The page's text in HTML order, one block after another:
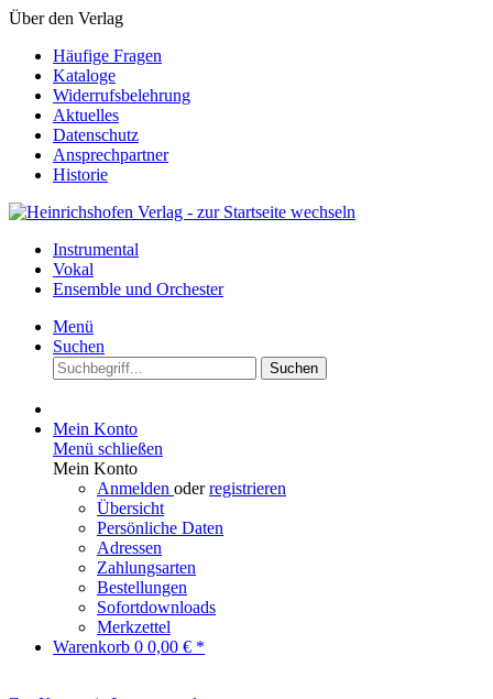
Über den Verlag
Häufige Fragen
Kataloge
Widerrufsbelehrung
Aktuelles
Datenschutz
Ansprechpartner
Historie
Instrumental
Vokal
Ensemble und Orchester
Menü
Suchen
Suchen
Mein Konto
Menü schließen
Mein Konto
Anmelden oderregistrieren
Übersicht
Persönliche Daten
Adressen
Zahlungsarten
Bestellungen
Sofortdownloads
Merkzettel
Warenkorb 0 0,00 € *